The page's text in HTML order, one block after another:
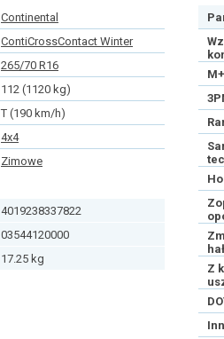
Continental
ContiCrossContact Winter
265/70 R16
112 (1120 kg)
T (190 km/h)
4x4
Zimowe
4019238337822
03544120000
17.25 kg
Z